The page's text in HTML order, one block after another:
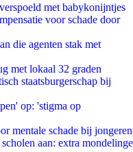
met babykonijntjes
voor schade door
die agenten stak met
met lokaal 32 graden
staatsburgerschap bij
op: 'stigma op
mentale schade bij jongeren
aan: extra mondelinge